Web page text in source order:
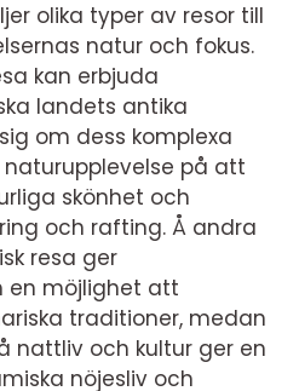
olika typer av resor till
natur och fokus.
kan erbjuda
landets antika
om dess komplexa
naturupplevelse på att
skönhet och
och rafting. Å andra
resa ger
en möjlighet att
traditioner, medan
nattliv och kultur ger en
nöjesliv och